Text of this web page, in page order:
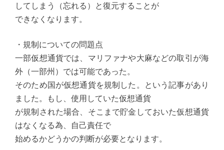
してしまう（忘れる）と復元することが
できなくなります。
・規制についての問題点
一部仮想通貨では、マリファナや大麻などの取引が海
外（一部州）では可能であった。
そのため国が仮想通貨を規制した。という記事があり
ました。もし、使用していた仮想通貨
が規制された場合、そこまで貯金しておいた仮想通貨
はなくなる為、自己責任で
始めるかどうかの判断が必要となります。